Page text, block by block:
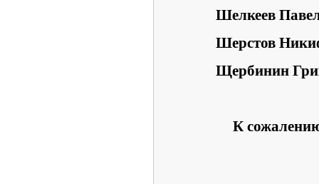
Шелкеев
Шерстов
Щербинин
К